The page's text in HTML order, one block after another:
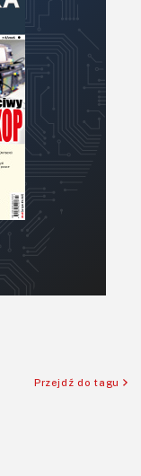
Przejdź do tagu